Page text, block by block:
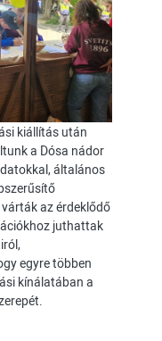
kiállítás után
a Dósa nádor
általános
az érdeklődő
juthattak
egyre többen
kínálatában a